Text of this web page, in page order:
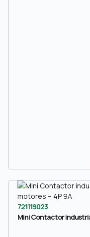
721119023
Mini Contactor